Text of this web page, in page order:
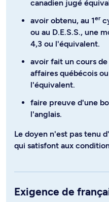
canadien jugé
avoir obtenu, au 1er
ou au D.E.S.S., une
4,3 ou l'équivalent.
avoir fait un cours
affaires québécois
l'équivalent.
faire preuve d'une
l'anglais.
Le doyen n'est pas tenu
qui satisfont aux
Exigence de